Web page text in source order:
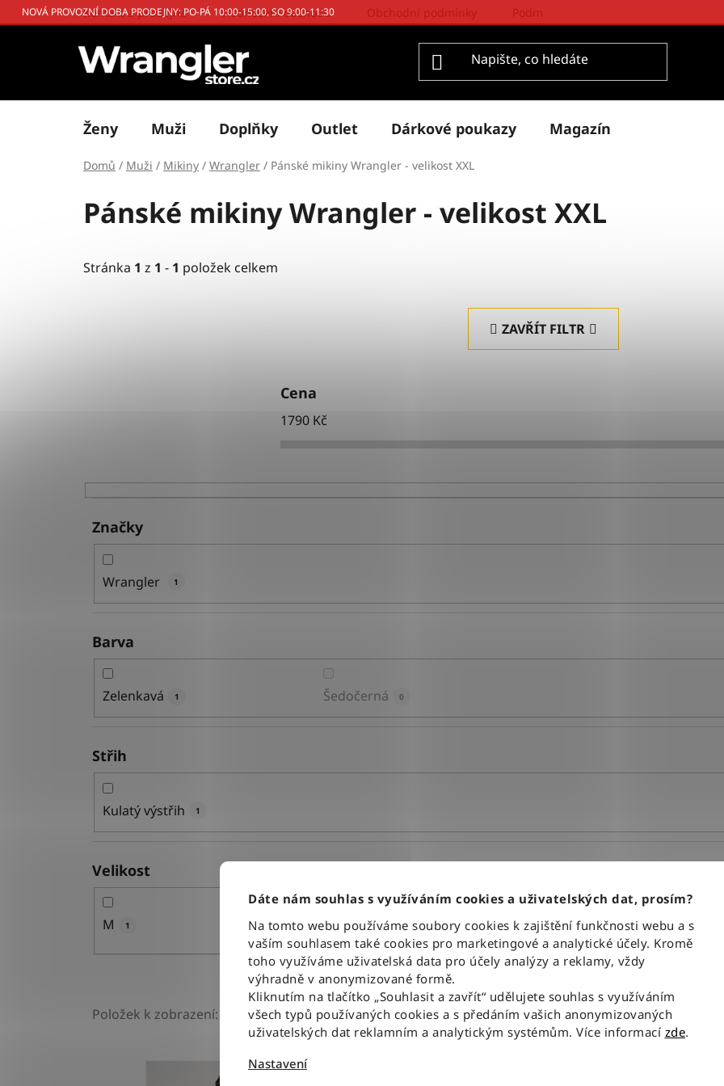
Dáte nám souhlas s využíváním cookies a uživatelských dat, prosím?
Na tomto webu používáme soubory cookies k zajištění funkčnosti webu a s
vaším souhlasem také cookies pro marketingové a analytické účely. Kromě
toho využíváme uživatelská data pro účely analýzy a reklamy, vždy
výhradně v anonymizované formě.
Kliknutím na tlačítko „Souhlasit a zavřít“ udělujete souhlas s využíváním
všech typů používaných cookies a s předáním vašich anonymizovaných
uživatelských dat reklamním a analytickým systémům. Více informací zde.
Nastavení
Přejít
na
NOVÁ PROVOZNÍ DOBA PRODEJNY: PO-PÁ 10:00-15:00, SO 9:00-11:30
Kontakt a prodejna Hodnocení obchodu
Ženy Muži Doplňky Outlet Dárkové poukazy Magazín
Domů / Muži / Mikiny / Wrangler / Pánské mikiny Wrangler - velikost XXL
Pánské mikiny Wrangler - velikost XXL
Stránka 1 z 1 - 1 položek celkem
ZAVŘÍT FILTR
Cena
1790 Kč
Značky
Wrangler 1
Barva
Zelenkavá 1 Šedočerná 0
Střih
Kulatý výstřih 1
Velikost
M 1 1 XXL 1
VYMAZAT FILTRY
Položek k zobrazení: